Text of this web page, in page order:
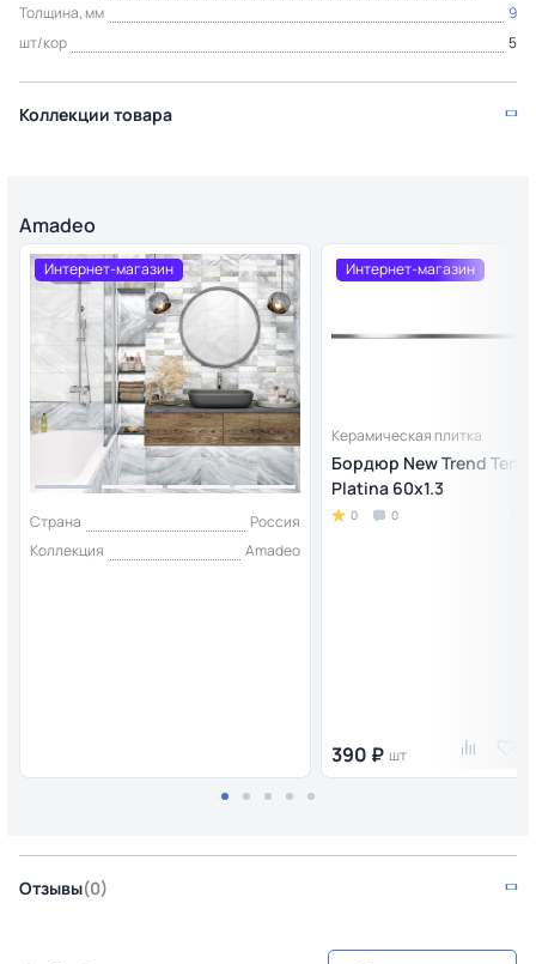
Толщина, мм
9
шт/кор
5
Коллекции товара
Amadeo
Интернет-магазин
Страна
Россия
Коллекция
Amadeo
Интернет-магазин
Керамическая плитка
Бордюр New Trend Tenor
Platina 60x1.3
0 0
390 ₽ шт
Отзывы(0)